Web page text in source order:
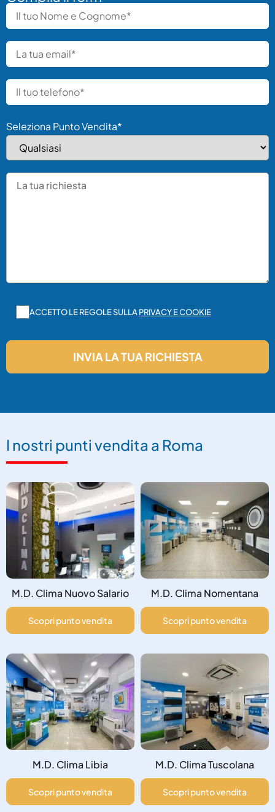
Seleziona Punto Vendita*
ACCETTO LE REGOLE SULLA PRIVACY E COOKIE
I nostri punti vendita a Roma
M.D. Clima Nuovo Salario
Scopri punto vendita
M.D. Clima Nomentana
Scopri punto vendita
M.D. Clima Libia
Scopri punto vendita
M.D. Clima Tuscolana
Scopri punto vendita